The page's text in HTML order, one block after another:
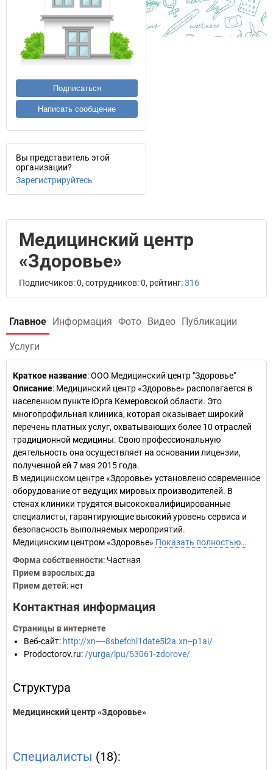
Подписаться
Написать сообщение
Вы представитель этой
организации?
Зарегистрируйтесь
Медицинский центр
«Здоровье»
Подписчиков: 0, сотрудников: 0, рейтинг:316
Главное Информация Фото Видео Публикации
Услуги
Краткое название:ООО Медицинский центр "Здоровье"
Описание: Медицинский центр «Здоровье» располагается в
населенном пункте Юрга Кемеровской области. Это
многопрофильная клиника, которая оказывает широкий
перечень платных услуг, охватывающих более 10 отраслей
традиционной медицины. Свою профессиональную
деятельность она осуществляет на основании лицензии,
полученной ей 7 мая 2015 года.
В медицинском центре «Здоровье» установлено современное
оборудование от ведущих мировых производителей. В
стенах клиники трудятся высококвалифицированные
специалисты, гарантирующие высокий уровень сервиса и
безопасность выполняемых мероприятий.
Медицинским центром «Здоровье» Показать полностью…
Форма собственности: Частная
Прием взрослых: да
Прием детей: нет
Контактная информация
Страницы в интернете
Веб-сайт: http://xn----8sbefchl1date5l2a.xn--p1ai/
Prodoctorov.ru: /yurga/lpu/53061-zdorove/
Структура
Медицинский центр «Здоровье»
Специалисты (18):